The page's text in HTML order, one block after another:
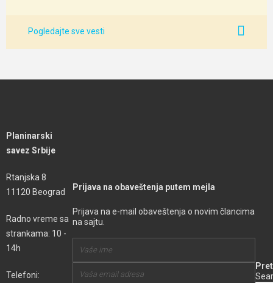
Pogledajte sve vesti
Planinarski
savez Srbije
Rtanjska 8
11120 Beograd
Radno vreme sa
strankama: 10 -
14h
Telefoni:
Prijava na obaveštenja putem mejla
Prijava na e-mail obaveštenja o novim člancima
na sajtu.